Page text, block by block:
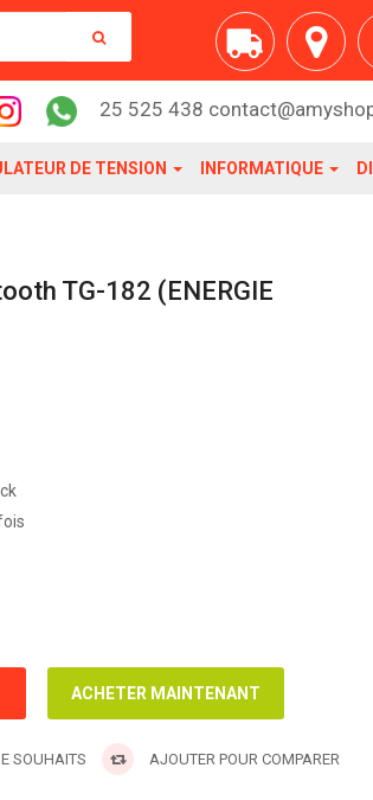
25 525 438
DE TENSION INFORMATIQUE
TG-182 (ENERGIE
SOUHAITS AJOUTER POUR COMPARER